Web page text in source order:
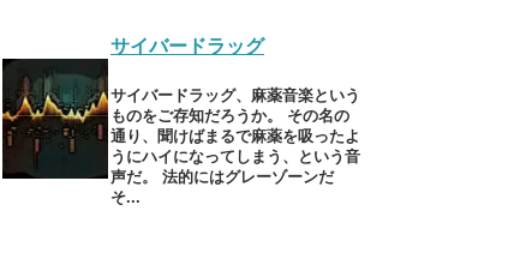
サイバードラッグ
サイバードラッグ、麻薬音楽という
ものをご存知だろうか。 その名の
通り、聞けばまるで麻薬を吸ったよ
うにハイになってしまう、という音
声だ。 法的にはグレーゾーンだ
そ...